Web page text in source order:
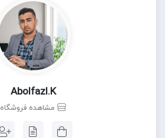
Abolfazl.k
مشاهده فروشگاه